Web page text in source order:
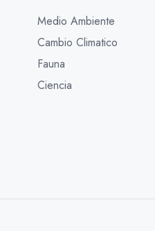
Medio Ambiente
Cambio Climatico
Fauna
Ciencia